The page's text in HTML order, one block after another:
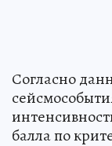
Согласно
балла по